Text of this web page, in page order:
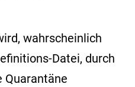
wahrscheinlich
Datei, durch
Quarantäne